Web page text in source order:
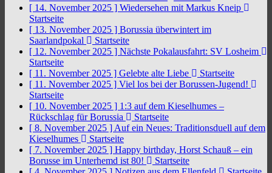
[ 14. November 2025 ] Wiedersehen mit Markus Kneip
Startseite
[ 13. November 2025 ] Borussia überwintert im
Saarlandpokal
Startseite
[ 12. November 2025 ] Nächste Pokalausfahrt: SV Losheim
Startseite
[ 11. November 2025 ] Gelebte alte Liebe
Startseite
[ 11. November 2025 ] Viel los bei der Borussen-Jugend!
Startseite
[ 10. November 2025 ] 1:3 auf dem Kieselhumes –
Rückschlag für Borussia
Startseite
[ 8. November 2025 ] Auf ein Neues: Traditionsduell auf dem
Kieselhumes
Startseite
[ 7. November 2025 ] Happy birthday, Horst Schauß – ein
Borusse im Unterhemd ist 80!
Startseite